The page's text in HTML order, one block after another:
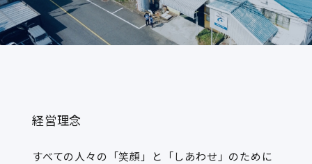
経営理念
すべての人々の「笑顔」と「しあわせ」のために